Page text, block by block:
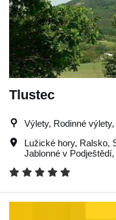
Tlustec
Výlety, Rodinné
Lužické hory, Ralsko,
Jablonné v Podještědí,